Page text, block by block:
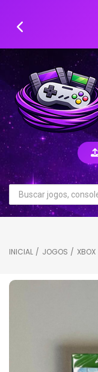
INICIAL / JOGOS / XBOX